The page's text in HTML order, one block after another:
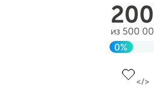
из 500
0%